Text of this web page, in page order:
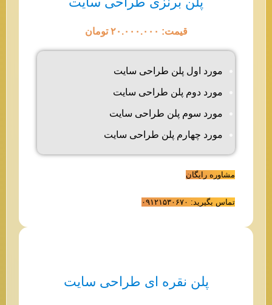
قیمت: ۲۰.۰۰۰.۰۰۰ تومان
مورد اول پلن طراحی سایت
مورد دوم پلن طراحی سایت
مورد سوم پلن طراحی سایت
مورد چهارم پلن طراحی سایت
مشاوره رایگان
تماس بگیرید: ۰۹۱۲۱۵۳۰۶۷۰
پلن نقره ای طراحی سایت